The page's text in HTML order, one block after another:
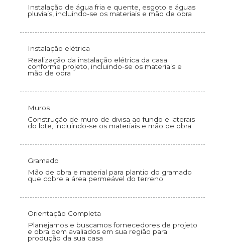
Instalação de água fria e quente, esgoto e águas
pluviais, incluindo-se os materiais e mão de obra
Instalação elétrica
Realização da instalação elétrica da casa
conforme projeto, incluindo-se os materiais e
mão de obra
Muros
Construção de muro de divisa ao fundo e laterais
do lote, incluindo-se os materiais e mão de obra
Gramado
Mão de obra e material para plantio do gramado
que cobre a área permeável do terreno
Orientação Completa
Planejamos e buscamos fornecedores de projeto
e obra bem avaliados em sua região para
produção da sua casa